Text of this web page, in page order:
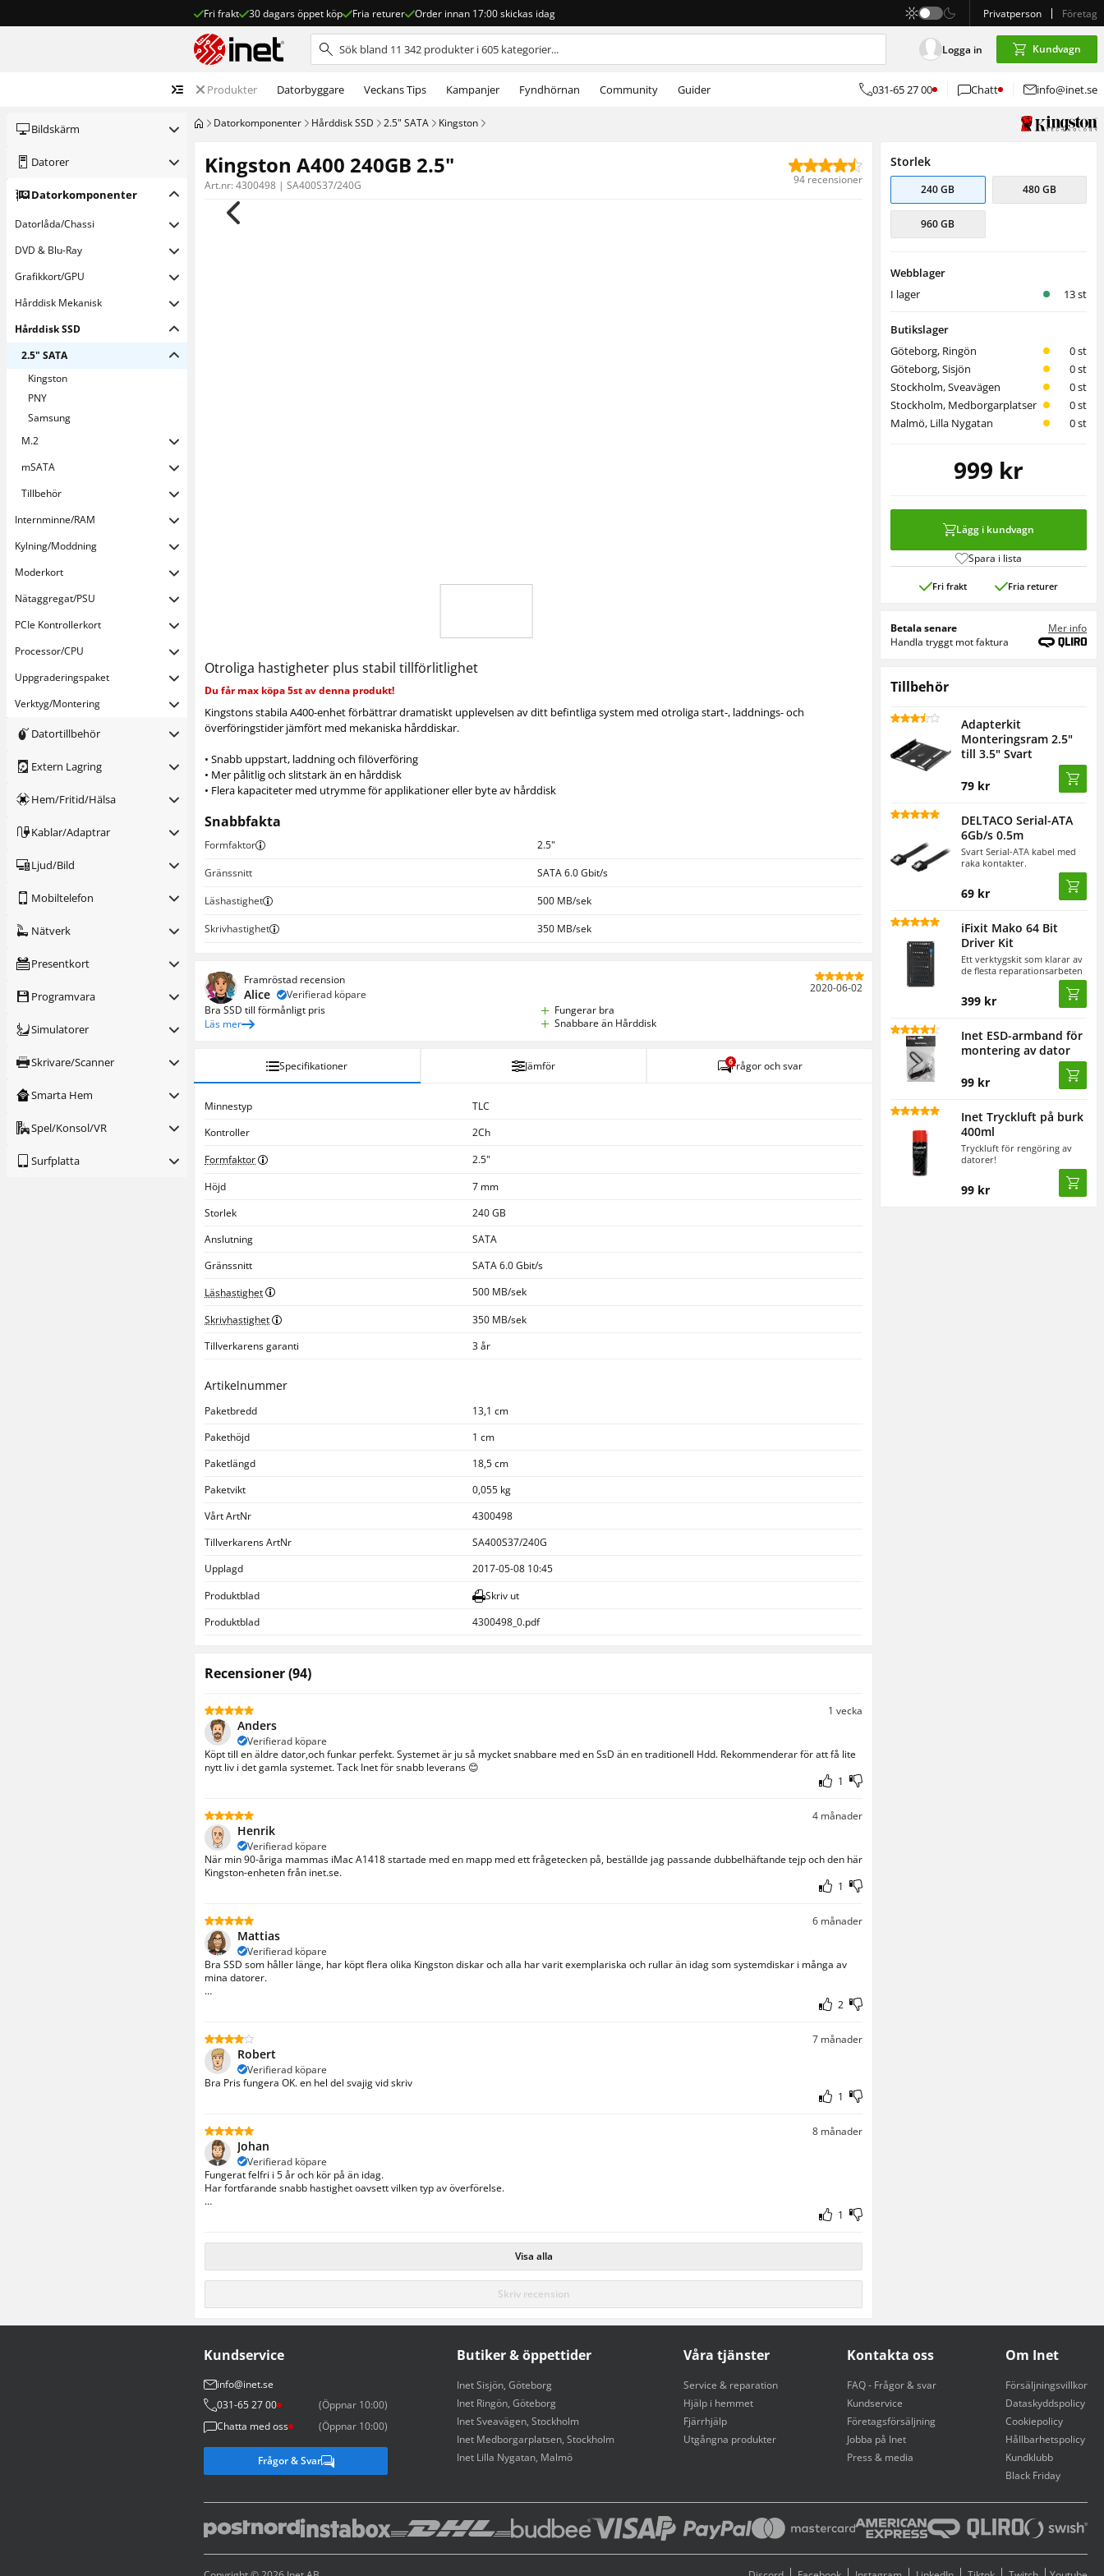
Fri frakt 30 dagars öppet köp Fria returer Order innan 17:00 skickas idag Privatperson Företag
Logga in Kundvagn
Produkter Datorbyggare Veckans Tips Kampanjer Fyndhörnan Community Guider 031-65 27 00 Chatt info@inet.se
Bildskärm
Datorer
Dator­komponenter
Datorlåda/Chassi
DVD & Blu-Ray
Grafikkort/GPU
Hårddisk Mekanisk
Hårddisk SSD
2.5" SATA
Kingston
PNY
Samsung
M.2
mSATA
Tillbehör
Internminne/RAM
Kylning/Moddning
Moderkort
Nätaggregat/PSU
PCIe Kontrollerkort
Processor/CPU
Uppgraderings­paket
Verktyg/Montering
Datortillbehör
Extern Lagring
Hem/Fritid/Hälsa
Kablar/Adaptrar
Ljud/Bild
Mobiltelefon
Nätverk
Presentkort
Programvara
Simulatorer
Skrivare/Scanner
Smarta Hem
Spel/Konsol/VR
Surfplatta
Dator­komponenter Hårddisk SSD 2.5" SATA Kingston
Kingston A400 240GB 2.5"
Art.nr: 4300498 | SA400S37/240G 94 recensioner
Otroliga hastigheter plus stabil tillförlitlighet
Du får max köpa 5st av denna produkt!
Kingstons stabila A400-enhet förbättrar dramatiskt upplevelsen av ditt befintliga system med otroliga start-, laddnings- och
överföringstider jämfört med mekaniska hårddiskar.
• Snabb uppstart, laddning och filöverföring
• Mer pålitlig och slitstark än en hårddisk
• Flera kapaciteter med utrymme för applikationer eller byte av hårddisk
Snabbfakta
Formfaktor
2.5"
Gränssnitt
SATA 6.0 Gbit/s
Läshastighet
500 MB/sek
Skrivhastighet
350 MB/sek
Storlek
240 GB 480 GB
960 GB
Webblager
I lager
13 st
Butikslager
Göteborg, Ringön
0 st
Göteborg, Sisjön
0 st
Stockholm, Sveavägen
0 st
Stockholm, Medborgarplatsen
0 st
Malmö, Lilla Nygatan
0 st
999 kr
Lägg i kundvagn
Spara i lista
Fri frakt Fria returer
Betala senare
Mer info
Handla tryggt mot faktura
Tillbehör
Adapterkit
Monteringsram 2.5"
till 3.5" Svart
79 kr
DELTACO Serial-ATA
6Gb/s 0.5m
Svart Serial-ATA kabel med
raka kontakter.
69 kr
iFixit Mako 64 Bit
Driver Kit
Ett verktygskit som klarar av
de flesta reparationsarbeten
399 kr
Inet ESD-armband för
montering av dator
99 kr
Inet Tryckluft på burk
400ml
Tryckluft för rengöring av
datorer!
99 kr
Framröstad recension
Alice Verifierad köpare
2020‑06‑02
Bra SSD till förmånligt pris
Läs mer
Fungerar bra
Snabbare än Hårddisk
Recensioner(94)
1 vecka
Anders
Verifierad köpare
Köpt till en äldre dator,och funkar perfekt. Systemet är ju så mycket snabbare med en SsD än en traditionell Hdd. Rekommenderar för att få lite
nytt liv i det gamla systemet. Tack Inet för snabb leverans 😊
1
4 månader
Henrik
Verifierad köpare
När min 90-åriga mammas iMac A1418 startade med en mapp med ett frågetecken på, beställde jag passande dubbelhäftande tejp och den här
Kingston-enheten från inet.se.
1
6 månader
Mattias
Verifierad köpare
Bra SSD som håller länge, har köpt flera olika Kingston diskar och alla har varit exemplariska och rullar än idag som systemdiskar i många av
mina datorer.
2
7 månader
Robert
Verifierad köpare
Bra Pris fungera OK. en hel del svajig vid skriv
1
8 månader
Johan
Verifierad köpare
Fungerat felfri i 5 år och kör på än idag.
Har fortfarande snabb hastighet oavsett vilken typ av överförelse.
Pris: 949kr
1
Visa alla
Skriv recension
Specifikationer Jämför 6Frågor och svar
Minnestyp
TLC
Kontroller
2Ch
Formfaktor
2.5"
Höjd
7 mm
Storlek
240 GB
Anslutning
SATA
Gränssnitt
SATA 6.0 Gbit/s
Läshastighet
500 MB/sek
Skrivhastighet
350 MB/sek
Tillverkarens garanti
3 år
Artikelnummer
Paketbredd
13,1 cm
Pakethöjd
1 cm
Paketlängd
18,5 cm
Paketvikt
0,055 kg
Vårt ArtNr
4300498
Tillverkarens ArtNr
SA400S37/240G
Upplagd
2017-05-08 10:45
Produktblad
Skriv ut
Produktblad
4300498_0.pdf
Kundservice
info@inet.se
031-65 27 00
(Öppnar 10:00)
Chatta med oss
(Öppnar 10:00)
Frågor & Svar
Butiker & öppettider
Inet Sisjön, Göteborg
Inet Ringön, Göteborg
Inet Sveavägen, Stockholm
Inet Medborgarplatsen, Stockholm
Inet Lilla Nygatan, Malmö
Våra tjänster
Service & reparation
Hjälp i hemmet
Fjärrhjälp
Utgångna produkter
Kontakta oss
FAQ - Frågor & svar
Kundservice
Företagsförsäljning
Jobba på Inet
Press & media
Om Inet
Försäljningsvillkor
Dataskyddspolicy
Cookiepolicy
Hållbarhetspolicy
Kundklubb
Black Friday